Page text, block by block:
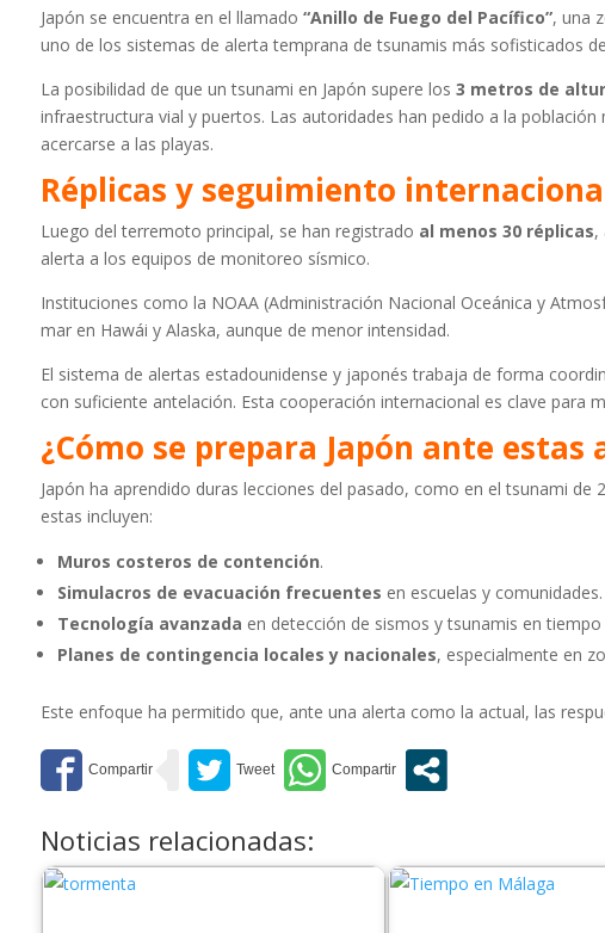
Japón se encuentra en el llamado “Anillo de Fuego del Pacífico”, una
uno de los sistemas de alerta temprana de tsunamis más sofisticados
La posibilidad de que un tsunami en Japón supere los 3 metros de
infraestructura vial y puertos. Las autoridades han pedido a la
acercarse a las playas.
Réplicas y seguimiento
Luego del terremoto principal, se han registrado al menos 30 réplicas,
alerta a los equipos de monitoreo sísmico.
Instituciones como la NOAA (Administración Nacional Oceánica y
mar en Hawái y Alaska, aunque de menor intensidad.
El sistema de alertas estadounidense y japonés trabaja de forma
con suficiente antelación. Esta cooperación internacional es clave para
¿Cómo se prepara Japón ante estas
Japón ha aprendido duras lecciones del pasado, como en el tsunami
estas incluyen:
Muros costeros de contención.
Simulacros de evacuación frecuentes en escuelas y comunidades.
Tecnología avanzada en detección de sismos y tsunamis en tiempo
Planes de contingencia locales y nacionales, especialmente en
Este enfoque ha permitido que, ante una alerta como la actual, las
Noticias relacionadas: